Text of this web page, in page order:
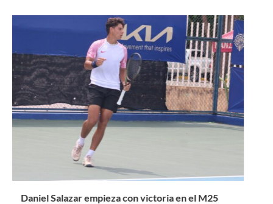
Wimbledon 2023: Cuadro principal de dobles masculino